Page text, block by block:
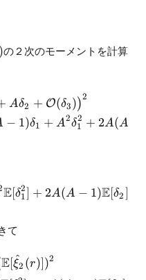
)の２次のモーメントを計算
Aδ2 + O(δ3 ))2
− 1)δ1 + A2δ1
2 + 2A(A
E[δ1
2] + 2A(A − 1)E[δ2 ]
て
{\rm
E[ξ
^2 (r)])2